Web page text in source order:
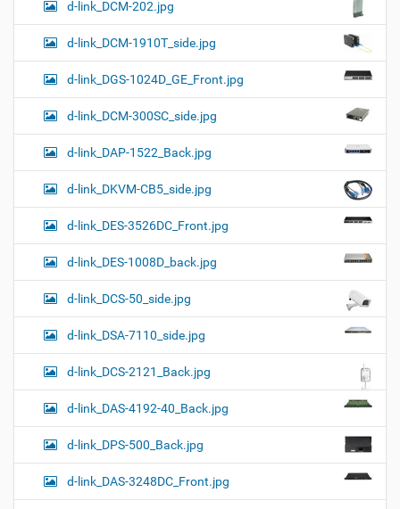
d-link_DCM-202.jpg
d-link_DCM-1910T_side.jpg
d-link_DGS-1024D_GE_Front.jpg
d-link_DCM-300SC_side.jpg
d-link_DAP-1522_Back.jpg
d-link_DKVM-CB5_side.jpg
d-link_DES-3526DC_Front.jpg
d-link_DES-1008D_back.jpg
d-link_DCS-50_side.jpg
d-link_DSA-7110_side.jpg
d-link_DCS-2121_Back.jpg
d-link_DAS-4192-40_Back.jpg
d-link_DPS-500_Back.jpg
d-link_DAS-3248DC_Front.jpg